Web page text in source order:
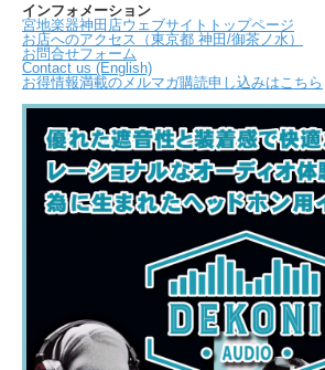
インフォメーション
宮地楽器神田店ウェブサイトトップページ
お店へのアクセス（東京都 神田/御茶ノ水）
お問合せフォーム
Contact us (English)
お得情報満載のメルマガ購読申し込みはこちら